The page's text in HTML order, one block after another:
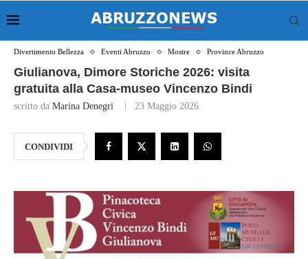
Divertimento Bellezza Eventi Abruzzo Mostre Province Abruzzo
Giulianova, Dimore Storiche 2026: visita
gratuita alla Casa-museo Vincenzo Bindi
scritto da Marina Denegri 23 Maggio 2026
CONDIVIDI